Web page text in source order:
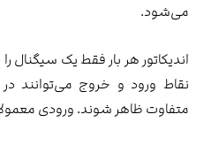
می‌شود.
اندیکاتور هر بار فقط یک
نقاط ورود و خروج می‌توانند
متفاوت ظاهر شوند. ورودی